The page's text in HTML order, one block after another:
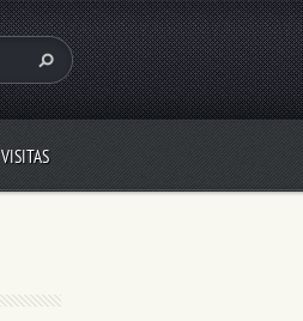
VISITAS